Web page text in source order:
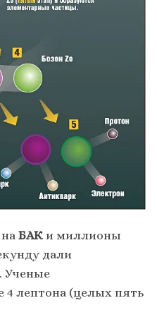
БАК и миллионы
дали
Ученые
4 лептона (целых пять